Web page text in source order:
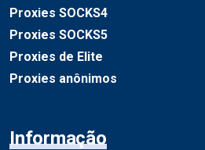
Proxies SOCKS4
Proxies SOCKS5
Proxies de Elite
Proxies anônimos
Informação